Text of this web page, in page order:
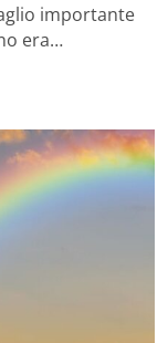
importante
era…